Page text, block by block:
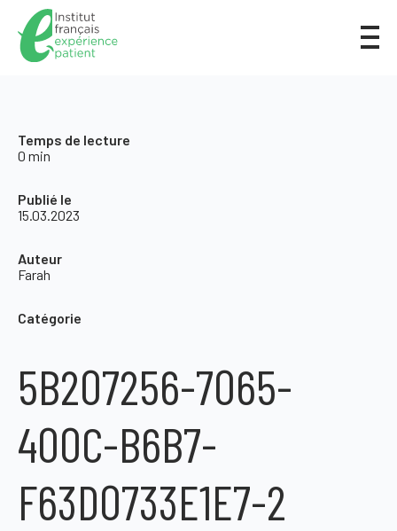
Temps de lecture
0 min
Publié le
15.03.2023
Auteur
Farah
Catégorie
5B207256-7065-
400C-B6B7-
F63D0733E1E7-2